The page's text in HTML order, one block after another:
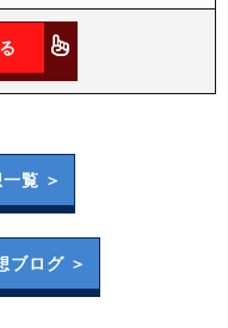
覧 ＞
ブログ ＞